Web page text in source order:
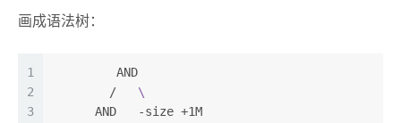
画成语法树：
1
2
3
         AND
        /
\
      AND   -size +1M